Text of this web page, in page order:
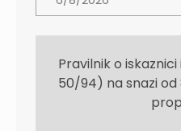
Pravilnik o
50/94) na snazi od